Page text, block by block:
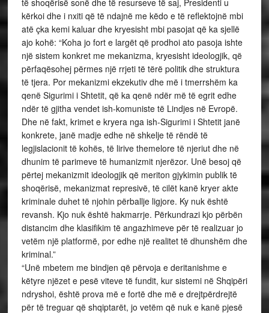
të shoqërisë sonë dhe të resurseve të saj, Presidenti u
kërkoi dhe i nxiti që të ndajnë me këdo e të reflektojnë mbi
atë çka kemi kaluar dhe kryesisht mbi pasojat që ka sjellë
ajo kohë: “Koha jo fort e largët që prodhoi ato pasoja ishte
një sistem konkret me mekanizma, kryesisht ideologjik, që
përfaqësohej përmes një rrjeti të tërë politik dhe struktura
të tjera. Por mekanizmi ekzekutiv dhe më i tmerrshëm ka
qenë Sigurimi i Shtetit, që ka qenë ndër më të egrit edhe
ndër të gjitha vendet ish-komuniste të Lindjes në Evropë.
Dhe në fakt, krimet e kryera nga ish-Sigurimi i Shtetit janë
konkrete, janë madje edhe në shkelje të rëndë të
legjislacionit të kohës, të lirive themelore të njeriut dhe në
dhunim të parimeve të humanizmit njerëzor. Unë besoj që
përtej mekanizmit ideologjik që meriton gjykimin publik të
shoqërisë, mekanizmat represivë, të cilët kanë kryer akte
kriminale duhet të njohin përballje ligjore. Ky nuk është
revansh. Kjo nuk është hakmarrje. Përkundrazi kjo përbën
distancim dhe klasifikim të angazhimeve për të realizuar jo
vetëm një platformë, por edhe një realitet të dhunshëm dhe
kriminal.”
“Unë mbetem me bindjen që përvoja e deritanishme e
këtyre njëzet e pesë viteve të fundit, kur sistemi në Shqipëri
ndryshoi, është prova më e fortë dhe më e drejtpërdrejtë
për të treguar që shqiptarët, jo vetëm që nuk e kanë pjesë